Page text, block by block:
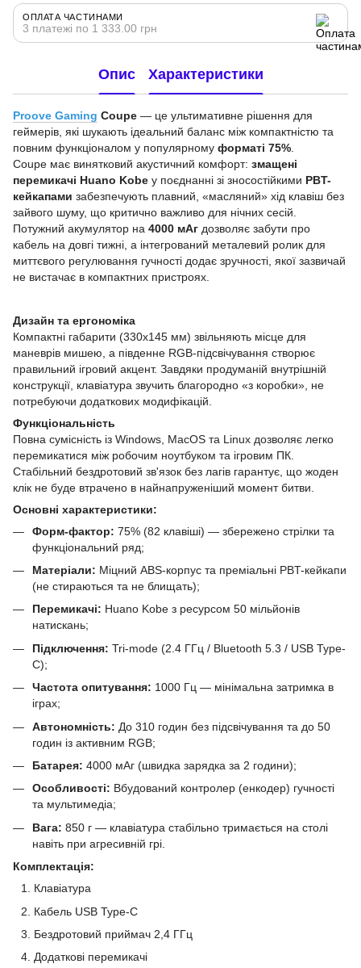
ОПЛАТА ЧАСТИНАМИ
3 платежі по 1 333.00 грн
Опис Характеристики
Proove Gaming Coupe — це ультимативне рішення для
геймерів, які шукають ідеальний баланс між компактністю та
повним функціоналом у популярному форматі 75%
Coupe має винятковий акустичний комфорт: змащені
перемикачі Huano Kobe у поєднанні зі зносостійкими PBT-
кейкапами забезпечують плавний, «масляний» хід клавіш без
зайвого шуму, що критично важливо для нічних сесій.
Потужний акумулятор на 4000 мАг дозволяє забути про
кабель на довгі тижні, а інтегрований металевий ролик для
миттєвого регулювання гучності додає зручності, якої зазвичай
не вистачає в компактних пристроях.
Дизайн та ергономіка
Компактні габарити (330x145 мм) звільняють місце для
маневрів мишею, а південне RGB-підсвічування створює
правильний ігровий акцент. Завдяки продуманій внутрішній
конструкції, клавіатура звучить благородно «з коробки», не
потребуючи додаткових модифікацій.
Функціональність
Повна сумісність із Windows, MacOS та Linux дозволяє легко
перемикатися між робочим ноутбуком та ігровим ПК.
Стабільний бездротовий зв'язок без лагів гарантує, що жоден
клік не буде втрачено в найнапруженіший момент битви.
Основні характеристики:
Форм-фактор: 75% (82 клавіші) — збережено стрілки та
функціональний ряд;
Матеріали: Міцний ABS-корпус та преміальні PBT-кейкапи
(не стираються та не блищать);
Перемикачі: Huano Kobe з ресурсом 50 мільйонів
натискань;
Підключення: Tri-mode (2.4 ГГц / Bluetooth 5.3 / USB Type-
C);
Частота опитування: 1000 Гц — мінімальна затримка в
іграх;
Автономність: До 310 годин без підсвічування та до 50
годин із активним RGB;
Батарея: 4000 мАг (швидка зарядка за 2 години);
Особливості: Вбудований контролер (енкодер) гучності
та мультимедіа;
Вага: 850 г — клавіатура стабільно тримається на столі
навіть при агресивній грі.
Комплектація:
Клавіатура
Кабель USB Type-C
Бездротовий приймач 2,4 ГГц
Додаткові перемикачі